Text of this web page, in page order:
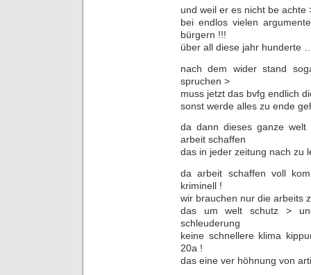
und weil er es nicht be
bei endlos vielen
bürgern !!!
über all diese jahr hunderte
nach dem wider stand
spruchen >
muss jetzt das bvfg endlich
sonst werde alles zu ende
da dann dieses ganze
arbeit schaffen
das in jeder zeitung nach zu
da arbeit schaffen voll
kriminell !
wir brauchen nur die arbeits
das um welt schutz >
schleuderung
keine schnellere klima
20a !
das eine ver höhnung von